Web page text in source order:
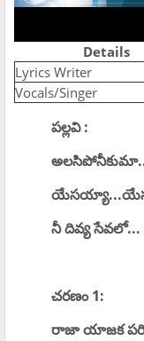
Details
Lyrics Writer
Vocals/Singer
పల్లవి :
నీ దివ్య సేవలో...
చరణం 1:
రాజా యాజక